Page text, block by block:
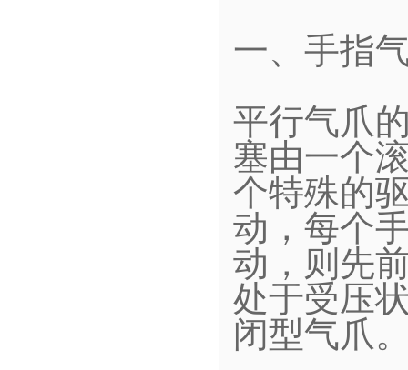
一、手指
平行气爪
塞由一个
个特殊的
动，每个
动，则先
处于受压
闭型气爪